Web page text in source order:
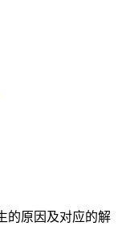
的原因及对应的解